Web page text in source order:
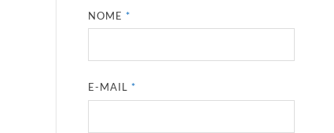
NOME*
E-MAIL*